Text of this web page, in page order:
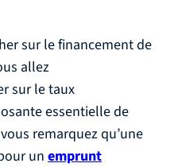
sur le financement de
allez
sur le taux
essentielle de
remarquez qu’une
un emprunt